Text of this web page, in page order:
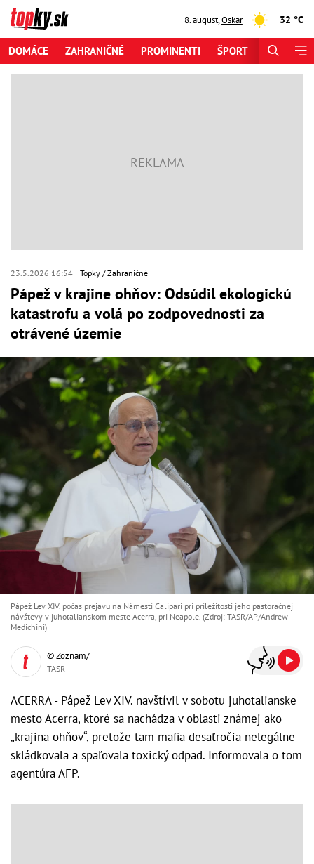
8. august,Oskar 32 °C
DOMÁCE ZAHRANIČNÉ PROMINENTI ŠPORT
23.5.2026 16:54 Topky Zahraničné
Pápež v krajine ohňov: Odsúdil ekologickú
katastrofu a volá po zodpovednosti za
otrávené územie
Pápež Lev XIV. počas prejavu na Námestí Calipari pri príležitosti jeho pastoračnej
návštevy v juhotalianskom meste Acerra, pri Neapole. (Zdroj: TASR/AP/Andrew
Medichini)
© Zoznam/
TASR
ACERRA - Pápež Lev XIV. navštívil v sobotu juhotalianske
mesto Acerra, ktoré sa nachádza v oblasti známej ako
„krajina ohňov“, pretože tam mafia desaťročia nelegálne
skládkovala a spaľovala toxický odpad. Informovala o tom
agentúra AFP.